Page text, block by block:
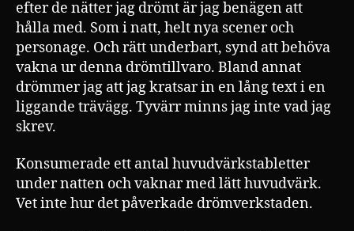
efter de nätter jag drömt är jag benägen att
hålla med. Som i natt, helt nya scener och
personage. Och rätt underbart, synd att behöva
vakna ur denna drömtillvaro. Bland annat
drömmer jag att jag kratsar in en lång text i en
liggande trävägg. Tyvärr minns jag inte vad jag
skrev.
Konsumerade ett antal huvudvärkstabletter
under natten och vaknar med lätt huvudvärk.
Vet inte hur det påverkade drömverkstaden.